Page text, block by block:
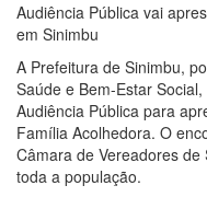
Audiência Pública vai
em Sinimbu
A Prefeitura de Sinimbu,
Saúde e Bem-Estar
Audiência Pública para
Família Acolhedora. O
Câmara de Vereadores
toda a população.